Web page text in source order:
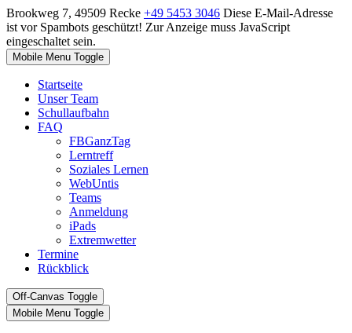
Brookweg 7, 49509 Recke +49 5453 3046 Diese E-Mail-Adresse
ist vor Spambots geschützt! Zur Anzeige muss JavaScript
eingeschaltet sein.
Mobile Menu Toggle
Startseite
Unser Team
Schullaufbahn
FAQ
FBGanzTag
Lerntreff
Soziales Lernen
WebUntis
Teams
Anmeldung
iPads
Extremwetter
Termine
Rückblick
Off-Canvas Toggle
Mobile Menu Toggle